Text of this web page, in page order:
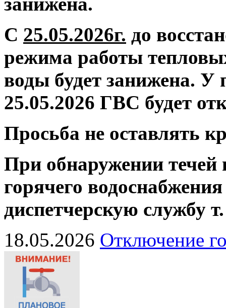
С 25.05.2026г. до
режима работы
воды будет занижена. У
25.05.2026 ГВС будет
Просьба не оставлять
При обнаружении течей
горячего
диспетчерскую службу
18.05.2026 Отключение